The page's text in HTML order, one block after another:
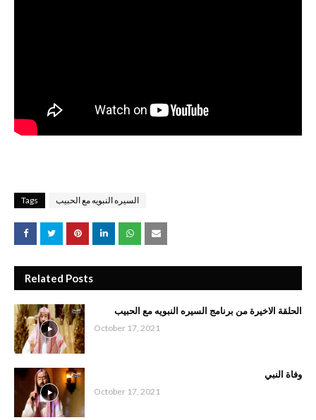
Tags السيره النبويه مع الحبيب
Related Posts
الحلقة الاخيرة من برنامج السيره النبويه مع الحبيب
October 17, 2021
وفاة النبي
October 17, 2021